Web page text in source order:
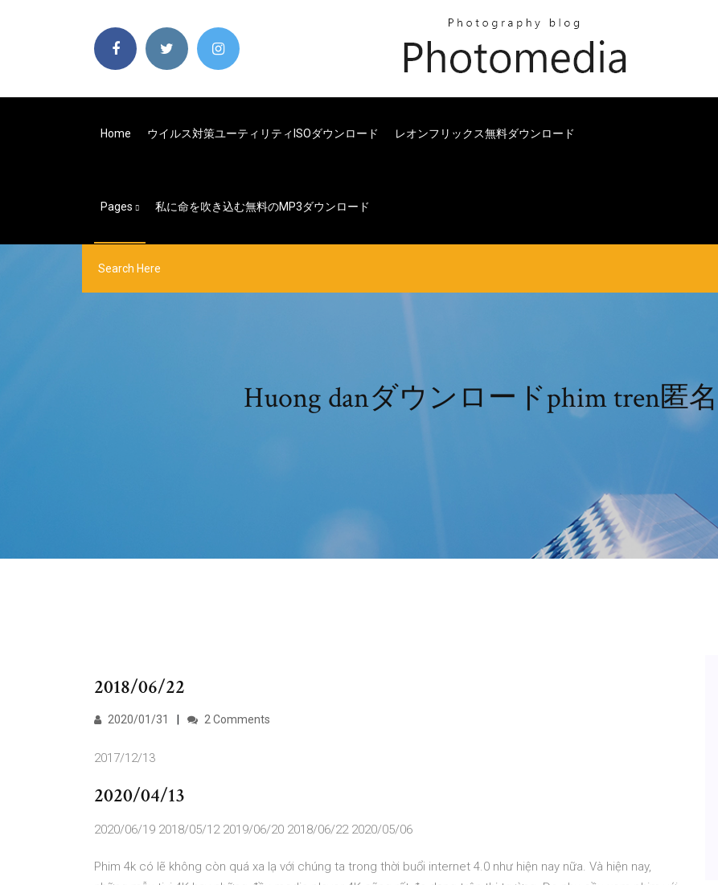
Home ウイルス対策ユーティリティISOダウンロード レオンフリックス無料ダウンロード
Pages 私に命を吹き込む無料のMP3ダウンロード
Huong danダウンロードphim tren匿
2018/06/22
2020/01/31 2 Comments
2017/12/13
2020/04/13
2020/06/19 2018/05/12 2019/06/20 2018/06/22 2020/05/06
Phim 4k có lẽ không còn quá xa lạ với chúng ta trong thời buổi internet 4.0 như hiện nay nữa. Và hiện nay,